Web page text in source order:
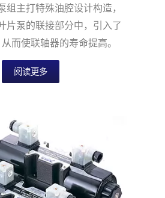
组主打特殊油腔设计构造，
片泵的联接部分中，引入了
而使联轴器的寿命提高。
阅读更多